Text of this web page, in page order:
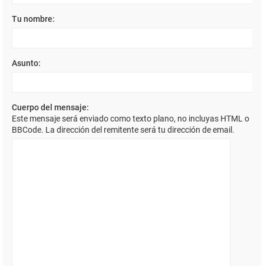
Tu nombre:
Asunto:
Cuerpo del mensaje:
Este mensaje será enviado como texto plano, no incluyas HTML o
BBCode. La dirección del remitente será tu dirección de email.